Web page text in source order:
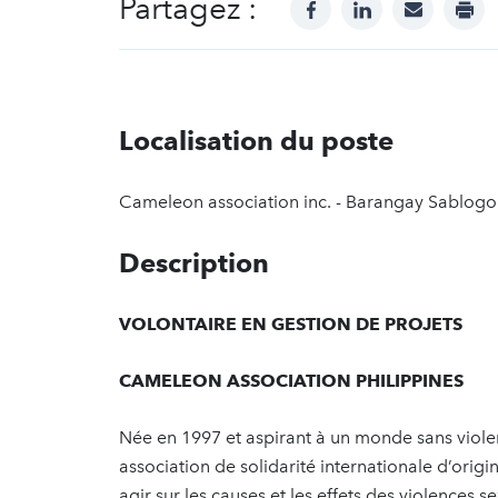
Partagez :
Localisation du poste
Cameleon association inc. - Barangay
Description
VOLONTAIRE EN GESTION DE PROJETS
CAMELEON ASSOCIATION PHILIPPINES
Née en 1997 et aspirant à un monde sans
association de solidarité internationale